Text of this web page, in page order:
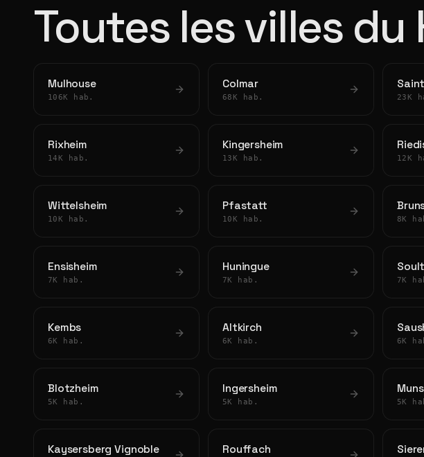
Toutes les villes du
Mulhouse
106K hab.
Colmar
68K hab. 23K
Rixheim
14K hab.
Kingersheim
13K hab. 12K
Wittelsheim
10K hab.
Pfastatt
10K hab. 8K
Ensisheim
7K hab.
Huningue
7K hab. 7K
Kembs
6K hab.
Altkirch
6K hab. 6K
Blotzheim
5K hab.
Ingersheim
5K hab. 5K
Kaysersberg Vignoble Rouffach